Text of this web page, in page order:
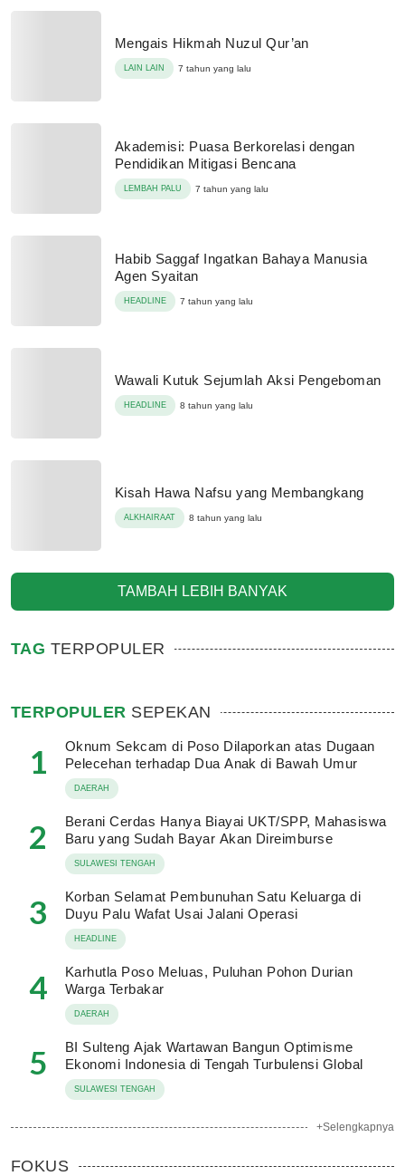
Mengais Hikmah Nuzul Qur’an
LAIN LAIN 7 tahun yang lalu
Akademisi: Puasa Berkorelasi dengan
Pendidikan Mitigasi Bencana
LEMBAH PALU 7 tahun yang lalu
Habib Saggaf Ingatkan Bahaya Manusia
Agen Syaitan
HEADLINE 7 tahun yang lalu
Wawali Kutuk Sejumlah Aksi Pengeboman
HEADLINE 8 tahun yang lalu
Kisah Hawa Nafsu yang Membangkang
ALKHAIRAAT 8 tahun yang lalu
TAMBAH LEBIH BANYAK
TAG TERPOPULER
TERPOPULER SEPEKAN
1
Oknum Sekcam di Poso Dilaporkan atas Dugaan
Pelecehan terhadap Dua Anak di Bawah Umur
DAERAH
2
Berani Cerdas Hanya Biayai UKT/SPP, Mahasiswa
Baru yang Sudah Bayar Akan Direimburse
SULAWESI TENGAH
3
Korban Selamat Pembunuhan Satu Keluarga di
Duyu Palu Wafat Usai Jalani Operasi
HEADLINE
4
Karhutla Poso Meluas, Puluhan Pohon Durian
Warga Terbakar
DAERAH
5
BI Sulteng Ajak Wartawan Bangun Optimisme
Ekonomi Indonesia di Tengah Turbulensi Global
SULAWESI TENGAH
+Selengkapnya
FOKUS